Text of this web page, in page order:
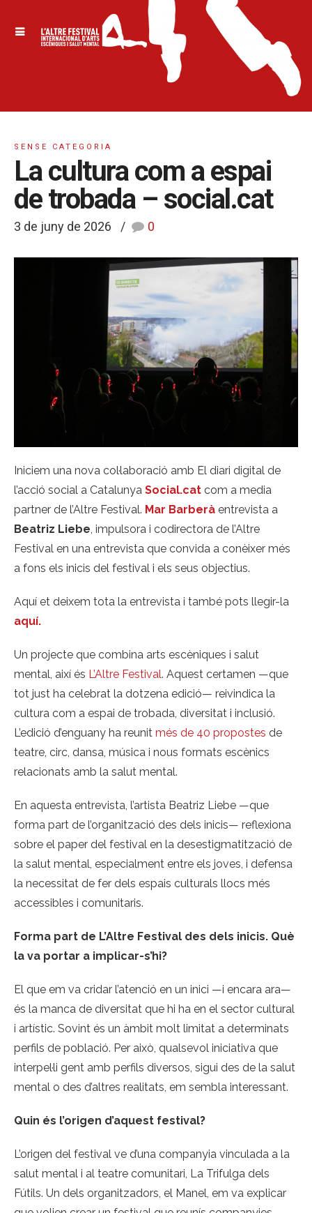
SENSE CATEGORIA
La cultura com a espai
de trobada – social.cat
3 de juny de 2026 0
Iniciem una nova col·laboració amb El diari digital de
l’acció social a Catalunya Social.cat com a media
partner de l’Altre Festival. Mar Barberà entrevista a
Beatriz Liebe, impulsora i codirectora de l’Altre
Festival en una entrevista que convida a conèixer més
a fons els inicis del festival i els seus objectius.
Aquí et deixem tota la entrevista i també pots llegir-la
aquí.
Un projecte que combina arts escèniques i salut
mental, així és L’Altre Festival. Aquest certamen —que
tot just ha celebrat la dotzena edició— reivindica la
cultura com a espai de trobada, diversitat i inclusió.
L’edició d’enguany ha reunit més de 40 propostes de
teatre, circ, dansa, música i nous formats escènics
relacionats amb la salut mental.
En aquesta entrevista, l’artista Beatriz Liebe —que
forma part de l’organització des dels inicis— reflexiona
sobre el paper del festival en la desestigmatització de
la salut mental, especialment entre els joves, i defensa
la necessitat de fer dels espais culturals llocs més
accessibles i comunitaris.
Forma part de L’Altre Festival des dels inicis. Què
la va portar a implicar-s’hi?
El que em va cridar l’atenció en un inici —i encara ara—
és la manca de diversitat que hi ha en el sector cultural
i artístic. Sovint és un àmbit molt limitat a determinats
perfils de població. Per això, qualsevol iniciativa que
interpel·li gent amb perfils diversos, sigui des de la salut
mental o des d’altres realitats, em sembla interessant.
Quin és l’origen d’aquest festival?
L’origen del festival ve d’una companyia vinculada a la
salut mental i al teatre comunitari, La Trifulga dels
Fútils. Un dels organitzadors, el Manel, em va explicar